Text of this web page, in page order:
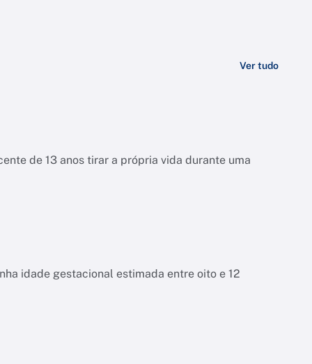
Ver tudo
de 13 anos tirar a própria vida durante uma
idade gestacional estimada entre oito e 12